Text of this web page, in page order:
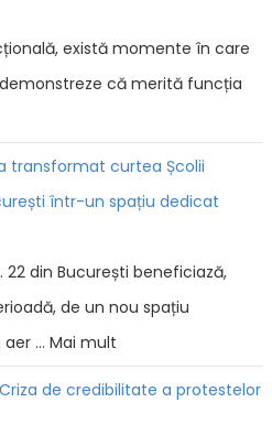
există momente în care
că merită funcția
transformat curtea Școlii
într-un spațiu dedicat
22 din București beneficiază,
de un nou spațiu
… Mai mult
de credibilitate a protestelor